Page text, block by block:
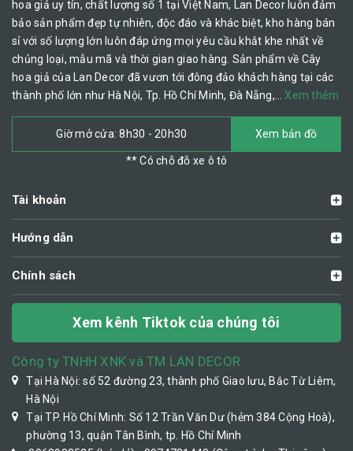
hoa giả uy tín, chất lượng số 1 tại Việt Nam, Lan Decor luôn đảm
bảo sản phẩm đẹp tự nhiên, độc đáo và khác biệt, kho hàng bán
sỉ với số lượng lớn luôn đáp ứng mọi yêu cầu khắt khe nhất về
chủng loại, mẫu mã và thời gian giao hàng. Sản phẩm về Cây
hoa giả của Lan Decor đã vươn tới đông đảo khách hàng tại các
thành phố lớn như Hà Nội, Tp. Hồ Chí Minh, Đà Nẵng,… Xem thêm
Giờ mở cửa: 8h30 - 20h30 Xem bản đồ
** Có chỗ đỗ xe ô tô
Tài khoản
Hướng dẫn
Chính sách
Xem kênh Tiktok của chúng tôi
Công ty TNHH XNK và TM LAN DECOR
Tại Hà Nội: số 52 đường 23, thành phố Giao lưu, Bắc Từ Liêm,
Hà Nội
Tại TP. Hồ Chí Minh: Số 12 Trần Văn Dư (hẻm 384 Cộng Hoà),
phường 13, quận Tân Bình, tp. Hồ Chí Minh